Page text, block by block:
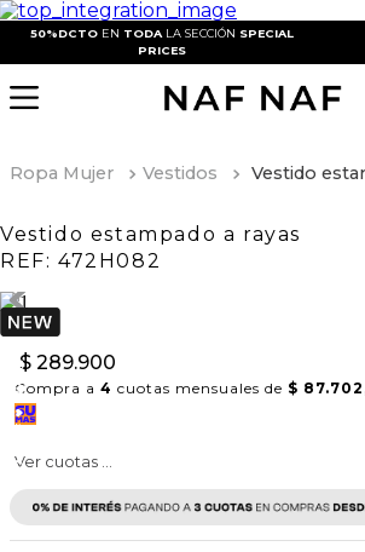
50%DCTO EN TODA LA SECCIÓN SPECIAL
PRICES
Ropa Mujer Vestidos Vestido
Vestido estampado a rayas
REF: 472H082
$ 289.900
Compra a 4 cuotas mensuales de $
Ver cuotas ...